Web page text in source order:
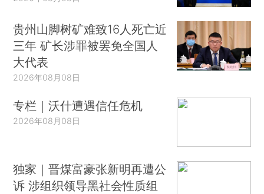
贵州山脚树矿难致16人死亡近
三年 矿长涉罪被罢免全国人
大代表
2026年08月08日
专栏｜沃什遭遇信任危机
2026年08月08日
独家｜晋煤富豪张新明再遭公
诉 涉组织领导黑社会性质组